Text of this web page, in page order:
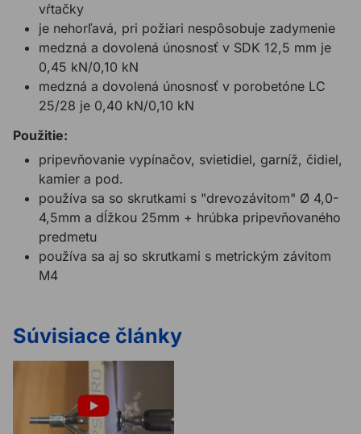
vŕtačky
je nehorľavá, pri požiari nespôsobuje zadymenie
medzná a dovolená únosnosť v SDK 12,5 mm je
0,45 kN/0,10 kN
medzná a dovolená únosnosť v porobetóne LC
25/28 je 0,40 kN/0,10 kN
Použitie:
pripevňovanie vypínačov, svietidiel, garníž, čidiel,
kamier a pod.
používa sa so skrutkami s "drevozávitom" Ø 4,0-
4,5mm a dĺžkou 25mm + hrúbka pripevňovaného
predmetu
používa sa aj so skrutkami s metrickým závitom
M4
Súvisiace články